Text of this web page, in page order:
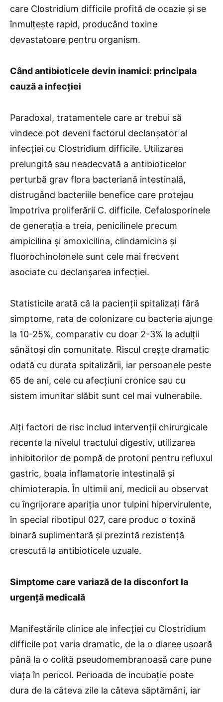
care Clostridium difficile profită de ocazie și se
înmulțește rapid, producând toxine
devastatoare pentru organism.
Când antibioticele devin inamici: principala
cauză a infecției
Paradoxal, tratamentele care ar trebui să
vindece pot deveni factorul declanșator al
infecției cu Clostridium difficile. Utilizarea
prelungită sau neadecvată a antibioticelor
perturbă grav flora bacteriană intestinală,
distrugând bacteriile benefice care protejau
împotriva proliferării C. difficile. Cefalosporinele
de generația a treia, penicilinele precum
ampicilina și amoxicilina, clindamicina și
fluorochinolonele sunt cele mai frecvent
asociate cu declanșarea infecției.
Statisticile arată că la pacienții spitalizați fără
simptome, rata de colonizare cu bacteria ajunge
la 10-25%, comparativ cu doar 2-3% la adulții
sănătoși din comunitate. Riscul crește dramatic
odată cu durata spitalizării, iar persoanele peste
65 de ani, cele cu afecțiuni cronice sau cu
sistem imunitar slăbit sunt cel mai vulnerabile.
Alți factori de risc includ intervenții chirurgicale
recente la nivelul tractului digestiv, utilizarea
inhibitorilor de pompă de protoni pentru refluxul
gastric, boala inflamatorie intestinală și
chimioterapia. În ultimii ani, medicii au observat
cu îngrijorare apariția unor tulpini hipervirulente,
în special ribotipul 027, care produc o toxină
binară suplimentară și prezintă rezistență
crescută la antibioticele uzuale.
Simptome care variază de la disconfort la
urgență medicală
Manifestările clinice ale infecției cu Clostridium
difficile pot varia dramatic, de la o diaree ușoară
până la o colită pseudomembranoasă care pune
viața în pericol. Perioada de incubație poate
dura de la câteva zile la câteva săptămâni, iar